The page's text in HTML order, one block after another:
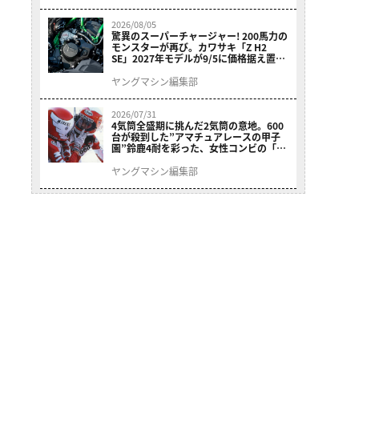
2026/08/05
驚異のスーパーチャージャー! 200馬力の
モンスターが再び。カワサキ「Z H2
SE」2027年モデルが9/5に価格据え置き
ヤングマシン編集部
2026/07/31
4気筒全盛期に挑んだ2気筒の意地。600
台が殺到した”アマチュアレースの甲子
園”鈴鹿4耐を彩った、女性コンビの「ス
ヤングマシン編集部